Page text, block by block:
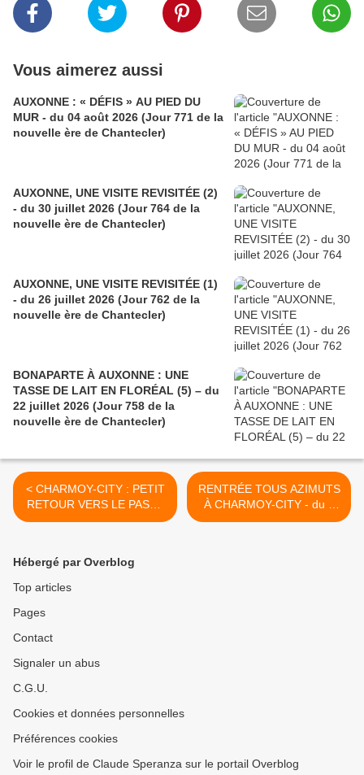
Vous aimerez aussi
AUXONNE : « DÉFIS » AU PIED DU
MUR - du 04 août 2026 (Jour 771 de la
nouvelle ère de Chantecler)
AUXONNE, UNE VISITE REVISITÉE (2)
- du 30 juillet 2026 (Jour 764 de la
nouvelle ère de Chantecler)
AUXONNE, UNE VISITE REVISITÉE (1)
- du 26 juillet 2026 (Jour 762 de la
nouvelle ère de Chantecler)
BONAPARTE À AUXONNE : UNE
TASSE DE LAIT EN FLORÉAL (5) – du
22 juillet 2026 (Jour 758 de la
nouvelle ère de Chantecler)
< CHARMOY-CITY : PETIT
RETOUR VERS LE PASSÉ
À PROPOS D’AVENIR - du
fondateur)
RENTRÉE TOUS AZIMUTS
À CHARMOY-CITY - du 2
SEPTEMBRE 2019 (J+3911
Hébergé par Overblog
Top articles
Pages
Contact
Signaler un abus
C.G.U.
Cookies et données personnelles
Préférences cookies
Voir le profil de Claude Speranza sur le portail Overblog